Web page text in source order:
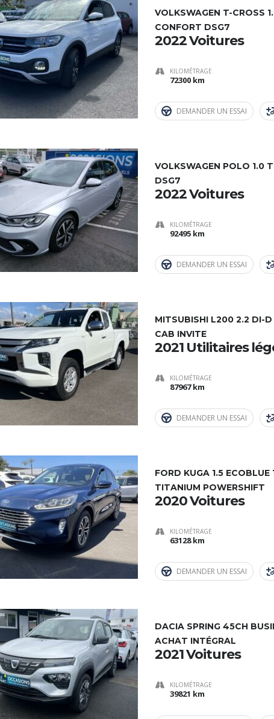
VOLKSWAGEN T-CROSS
CONFORT DSG7
2022 Voitures
KILOMÉTRAGE
72300 km
DEMANDER UN ESSAI
VOLKSWAGEN POLO 1.0
DSG7
2022 Voitures
KILOMÉTRAGE
92495 km
DEMANDER UN ESSAI
MITSUBISHI L200 2.2 DI-D
CAB INVITE
2021 Utilitaires
KILOMÉTRAGE
87967 km
DEMANDER UN ESSAI
FORD KUGA 1.5 ECOBLUE
TITANIUM POWERSHIFT
2020 Voitures
KILOMÉTRAGE
63128 km
DEMANDER UN ESSAI
DACIA SPRING 45CH
ACHAT INTÉGRAL
2021 Voitures
KILOMÉTRAGE
39821 km